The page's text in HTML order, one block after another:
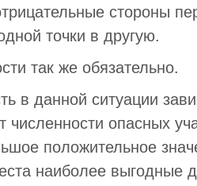
стороны
точки в другую.
так же обязательно.
в данной ситуации
численности опасных
положительное
наиболее выгодные